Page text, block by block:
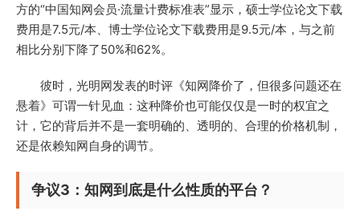
方的“中国知网会员·流量计费标准表”显示，硕士学位论文下载
费用是7.5元/本、博士学位论文下载费用是9.5元/本，与之前
相比分别下降了50%和62%。
彼时，光明网发表的时评《知网降价了，但很多问题还在
悬着》可谓一针见血：这种降价也可能仅仅是一时的权宜之
计，它的背后并不是一套明确的、透明的、合理的价格机制，
还是依赖知网自身的调节。
争议3：知网到底是什么性质的平台？